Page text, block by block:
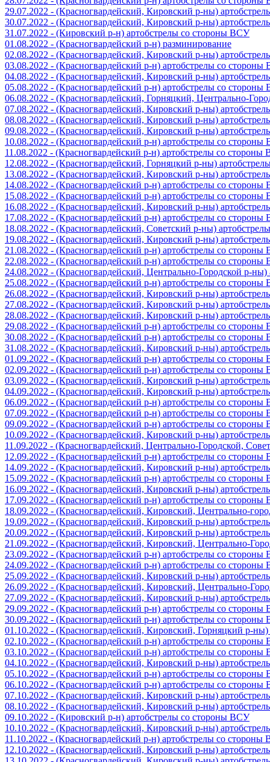
29.07.2022 - (Красногвардейский, Кировский р-ны)
30.07.2022 - (Красногвардейский, Кировский р-ны)
31.07.2022 - (Кировский р-н) артобстрелы со стороны ВСУ
01.08.2022 - (Красногвардейский р-н) разминирование
02.08.2022 - (Красногвардейский, Кировский р-ны)
03.08.2022 - (Красногвардейский р-н) артобстрелы со
04.08.2022 - (Красногвардейский, Кировский р-ны)
05.08.2022 - (Красногвардейский р-н) артобстрелы со
06.08.2022 - (Красногвардейский, Горняцкий, Центрально-
07.08.2022 - (Красногвардейский, Кировский р-ны)
08.08.2022 - (Красногвардейский, Кировский р-ны)
09.08.2022 - (Красногвардейский, Кировский р-ны)
10.08.2022 - (Красногвардейский р-н) артобстрелы со
11.08.2022 - (Красногвардейский р-н) артобстрелы со стороны
12.08.2022 - (Красногвардейский, Горняцкий р-ны)
13.08.2022 - (Красногвардейский, Кировский р-ны)
14.08.2022 - (Красногвардейский р-н) артобстрелы со
15.08.2022 - (Красногвардейский р-н) артобстрелы со
16.08.2022 - (Красногвардейский, Кировский р-ны)
17.08.2022 - (Красногвардейский р-н) артобстрелы со
18.08.2022 - (Красногвардейский, Советский р-ны)
19.08.2022 - (Красногвардейский, Кировский р-ны)
21.08.2022 - (Красногвардейский р-н) артобстрелы со
22.08.2022 - (Красногвардейский р-н) артобстрелы со
24.08.2022 - (Красногвардейский, Центрально-Городской р-
25.08.2022 - (Красногвардейский р-н) артобстрелы со
26.08.2022 - (Красногвардейский, Кировский р-ны)
27.08.2022 - (Красногвардейский, Кировский р-ны)
28.08.2022 - (Красногвардейский, Кировский р-ны)
29.08.2022 - (Красногвардейский р-н) артобстрелы со
30.08.2022 - (Красногвардейский р-н) артобстрелы со
31.08.2022 - (Красногвардейский, Кировский р-ны)
01.09.2022 - (Красногвардейский р-н) артобстрелы со
02.09.2022 - (Красногвардейский р-н) артобстрелы со
03.09.2022 - (Красногвардейский, Кировский р-ны)
04.09.2022 - (Красногвардейский, Кировский р-ны)
06.09.2022 - (Красногвардейский р-н) артобстрелы со
07.09.2022 - (Красногвардейский р-н) артобстрелы со
09.09.2022 - (Красногвардейский р-н) артобстрелы со
10.09.2022 - (Красногвардейский, Кировский р-ны)
11.09.2022 - (Красногвардейский, Центрально-Городской,
12.09.2022 - (Красногвардейский р-н) артобстрелы со
14.09.2022 - (Красногвардейский, Кировский р-ны)
15.09.2022 - (Красногвардейский р-н) артобстрелы со
16.09.2022 - (Красногвардейский, Кировский р-ны)
17.09.2022 - (Красногвардейский р-н) артобстрелы со
18.09.2022 - (Красногвардейский, Кировский, Центрально-
19.09.2022 - (Красногвардейский, Кировский р-ны)
20.09.2022 - (Красногвардейский, Кировский р-ны)
21.09.2022 - (Красногвардейский, Кировский, Центрально-
23.09.2022 - (Красногвардейский р-н) артобстрелы со
24.09.2022 - (Красногвардейский р-н) артобстрелы со
25.09.2022 - (Красногвардейский, Кировский р-ны)
26.09.2022 - (Красногвардейский, Кировский, Центрально-
27.09.2022 - (Красногвардейский, Кировский р-ны)
29.09.2022 - (Красногвардейский р-н) артобстрелы со
30.09.2022 - (Красногвардейский р-н) артобстрелы со
01.10.2022 - (Красногвардейский, Кировский, Горняцкий р-
02.10.2022 - (Красногвардейский р-н) артобстрелы со
03.10.2022 - (Красногвардейский р-н) артобстрелы со
04.10.2022 - (Красногвардейский, Кировский р-ны)
05.10.2022 - (Красногвардейский р-н) артобстрелы со
06.10.2022 - (Красногвардейский р-н) артобстрелы со
07.10.2022 - (Красногвардейский, Кировский р-ны)
08.10.2022 - (Красногвардейский, Кировский р-ны)
09.10.2022 - (Кировский р-н) артобстрелы со стороны ВСУ
10.10.2022 - (Красногвардейский, Кировский р-ны)
11.10.2022 - (Красногвардейский р-н) артобстрелы со стороны
12.10.2022 - (Красногвардейский, Кировский р-ны)